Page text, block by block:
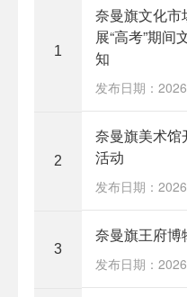
1
奈曼旗文化市
展“高考”期间
知
发布日期：
2
奈曼旗美术馆
活动
发布日期：
3
奈曼旗王府博
发布日期：